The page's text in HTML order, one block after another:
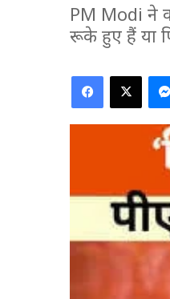
PM Modi ने
रूके हुए हैं या
Facebook
X